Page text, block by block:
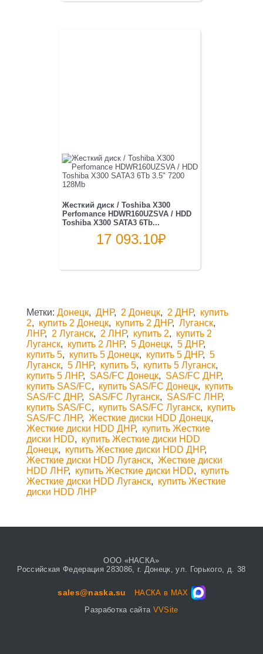
Жесткий диск / Toshiba X300
Perfomance HDWR160UZSVA / HDD
Toshiba X300 SATA3 6Tb...
17 093.10₽
Метки: Донецк, ДНР, 2 Донецк, 2 ДНР, купить
2, купить 2 Донецк, купить 2 ДНР, Луганск,
ЛНР, 2 Луганск, 2 ЛНР, купить 2, купить 2
Луганск, купить 2 ЛНР, 5 Донецк, 5 ДНР,
купить 5, купить 5 Донецк, купить 5 ДНР, 5
Луганск, 5 ЛНР, купить 5, купить 5 Луганск,
купить 5 ЛНР, SAS/FC Донецк, SAS/FC ДНР,
купить SAS/FC, купить SAS/FC Донецк, купить
SAS/FC ДНР, SAS/FC Луганск, SAS/FC ЛНР,
купить SAS/FC, купить SAS/FC Луганск, купить
SAS/FC ЛНР, Жесткие диски HDD Донецк,
Жесткие диски HDD ДНР, купить Жесткие
диски HDD, купить Жесткие диски HDD
Донецк, купить Жесткие диски HDD ДНР,
Жесткие диски HDD Луганск, Жесткие диски
HDD ЛНР, купить Жесткие диски HDD, купить
Жесткие диски HDD Луганск, купить Жесткие
диски HDD ЛНР
ООО «НАСКА»
Российская Федерация 283086, г. Донецк, ул. Горького, д. 38
sales@naska.su
НАСКА в MAX
Разработка сайта VVSite